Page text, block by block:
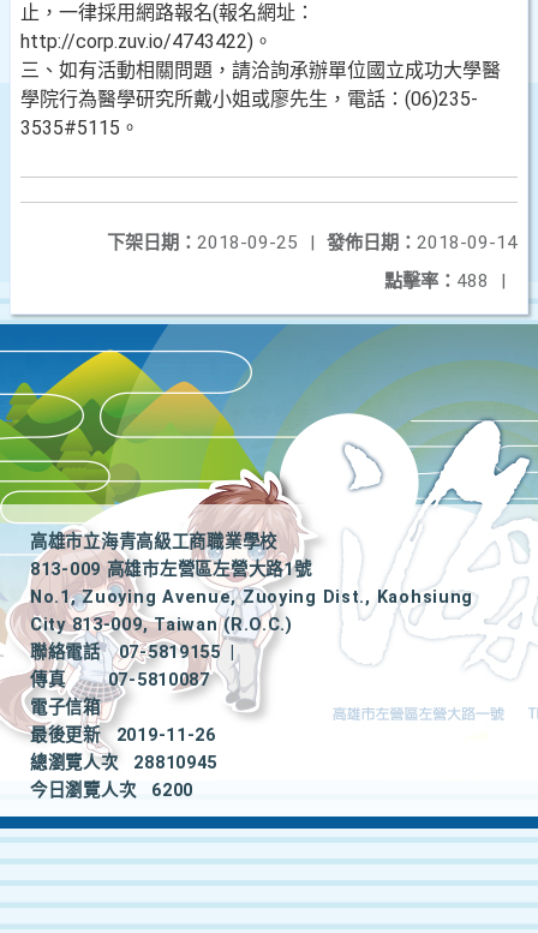
止，一律採用網路報名(報名網址：
http://corp.zuv.io/4743422)。
三、如有活動相關問題，請洽詢承辦單位國立成功大學醫
學院行為醫學研究所戴小姐或廖先生，電話：(06)235-
3535#5115。
發佈日期： 2018-09-14
下架日期： 2018-09-25
|
點擊率： 488 |
高雄市立海青高級工商職業學校
813-009 高雄市左營區左營大路1號
No.1, Zuoying Avenue, Zuoying Dist., Kaohsiung
City 813-009, Taiwan (R.O.C.)
聯絡電話
07-5819155
|
傳真
07-5810087
電子信箱
最後更新
2019-11-26
總瀏覽人次
28810945
今日瀏覽人次
6200